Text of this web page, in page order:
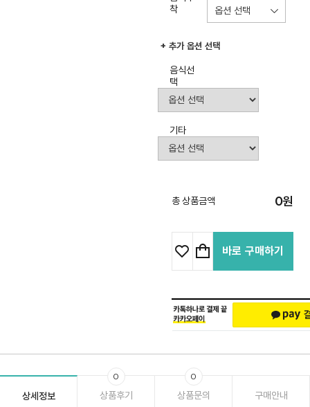
착
+ 추가 옵션 선택
음식선
택
기타
총 상품금액 0원
바로 구매하기
상세정보 상품후기
0
상품문의
0
구매안내